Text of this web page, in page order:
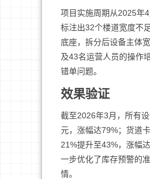
项目实施周期从2025年
标注出32个楼道宽度不
底座，拆分后设备主体
及43名运营人员的操作
错单问题。
效果验证
截至2026年3月，所有
元，涨幅达79%；货道
21%提升至43%，涨幅
一步优化了库存预警的
情。